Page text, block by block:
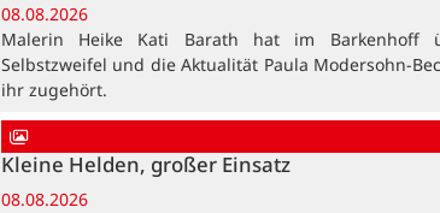
08.08.2026
Malerin Heike Kati Barath hat im Barkenhoff
Selbstzweifel und die Aktualität Paula Modersohn-
ihr zugehört.
Kleine Helden, großer Einsatz
08.08.2026